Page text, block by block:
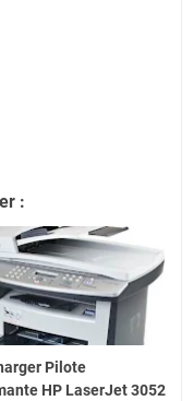
:
Pilote
HP LaserJet 3052